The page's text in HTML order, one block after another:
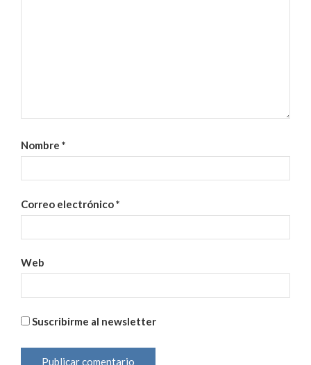
Nombre *
Correo electrónico*
Web
Suscribirme al newsletter